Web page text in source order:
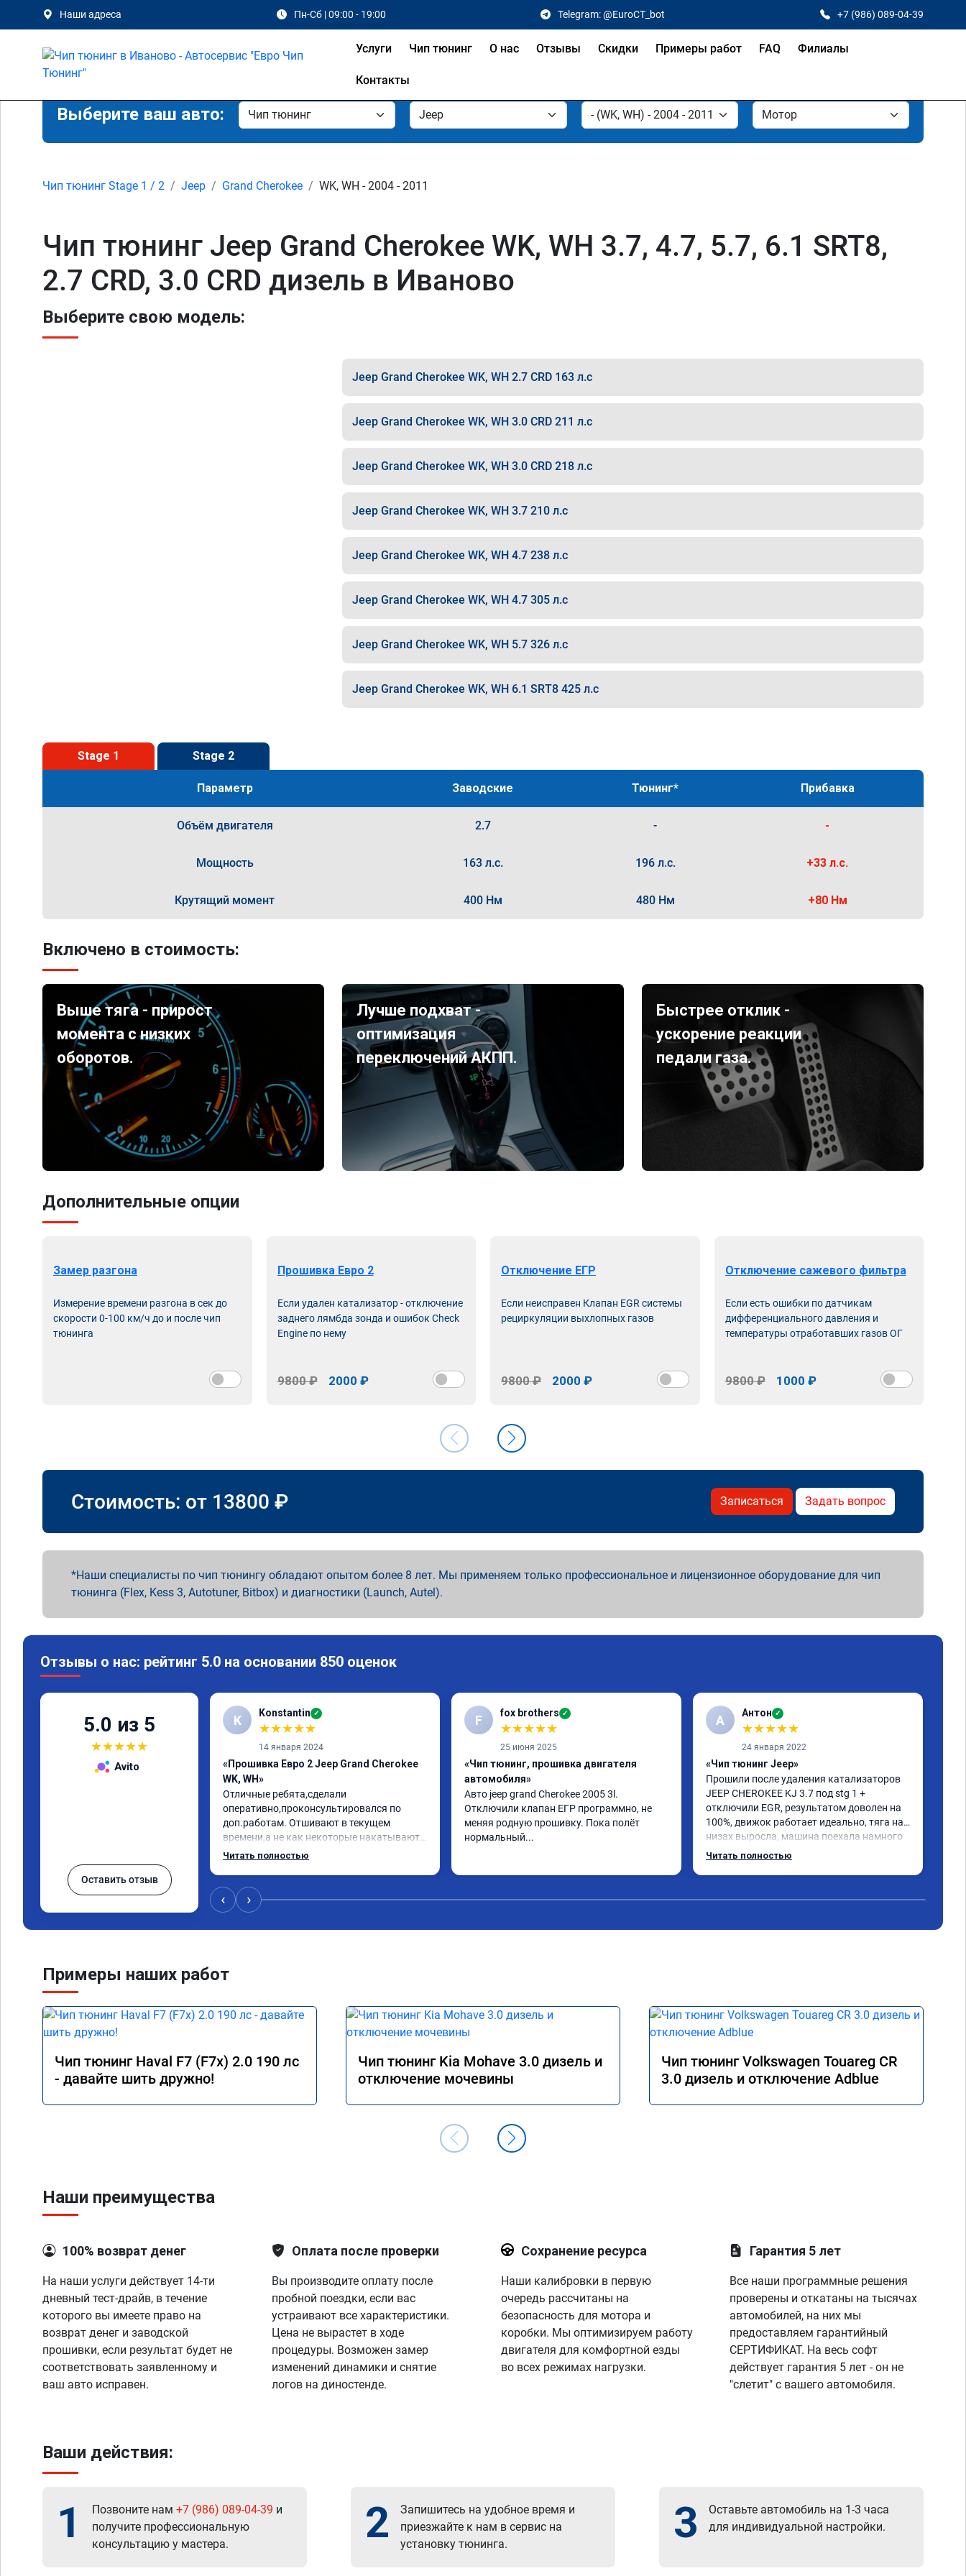
Наши адреса Пн-Сб | 09:00 - 19:00 Telegram: @EuroCT_bot +7 (986) 089-04-39
Услуги Чип тюнинг О нас Отзывы Скидки Примеры работ FAQ Филиалы
Контакты
Выберите ваш авто:
Чип тюнинг Stage 1 / 2 Jeep Grand Cherokee WK, WH - 2004 - 2011
Чип тюнинг Jeep Grand Cherokee WK, WH 3.7, 4.7, 5.7, 6.1 SRT8,
2.7 CRD, 3.0 CRD дизель в Иваново
Выберите свою модель:
Jeep Grand Cherokee WK, WH 2.7 CRD 163 л.с
Jeep Grand Cherokee WK, WH 3.0 CRD 211 л.с
Jeep Grand Cherokee WK, WH 3.0 CRD 218 л.с
Jeep Grand Cherokee WK, WH 3.7 210 л.с
Jeep Grand Cherokee WK, WH 4.7 238 л.с
Jeep Grand Cherokee WK, WH 4.7 305 л.с
Jeep Grand Cherokee WK, WH 5.7 326 л.с
Jeep Grand Cherokee WK, WH 6.1 SRT8 425 л.с
Stage 1 Stage 2
Параметр Заводские Тюнинг* Прибавка
Объём двигателя 2.7 - -
Мощность 163 л.с. 196 л.с. +33 л.с.
Крутящий момент 400 Нм 480 Нм +80 Нм
Включено в стоимость:
Выше тяга - прирост
момента с низких
оборотов.
Лучше подхват -
оптимизация
переключений АКПП.
Быстрее отклик -
ускорение реакции
педали газа.
Дополнительные опции
Замер разгона
Измерение времени разгона в сек до
скорости 0-100 км/ч до и после чип
тюнинга
Прошивка Евро 2
Если удален катализатор - отключение
заднего лямбда зонда и ошибок Check
Engine по нему
9800 ₽ 2000 ₽
Отключение ЕГР
Если неисправен Клапан EGR системы
рециркуляции выхлопных газов
9800 ₽ 2000 ₽
Отключение сажевого фильтра
Если есть ошибки по датчикам
дифференциального давления и
температуры отработавших газов ОГ
9800 ₽ 1000 ₽
Стоимость: от 13800 ₽ Записаться Задать вопрос
Наши специалисты по чип тюнингу обладают опытом более 8 лет. Мы применяем только профессиональное и лицензионное оборудование для чип
тюнинга (Flex, Kess 3, Autotuner, Bitbox) и диагностики (Launch, Autel).
Отзывы о нас: рейтинг 5.0 на основании 850 оценок
5.0 из 5
★★★★★
Avito
Оставить отзыв
K Konstantin ✓
★★★★★
14 января 2024
«Прошивка Евро 2 Jeep Grand Cherokee
WK, WH»
Отличные ребята,сделали
оперативно,проконсультировался по
доп.работам. Отшивают в текущем
времени,а не как некоторые накатывают
непонятные прошивки из интернета,чем
Рекомендую!
Читать полностью
F fox brothers ✓
★★★★★
25 июня 2025
«Чип тюнинг, прошивка двигателя
автомобиля»
Авто jeep grand Cherokee 2005 3l.
Отключили клапан ЕГР программно, не
меняя родную прошивку. Пока полëт
нормальный...
А Антон ✓
★★★★★
24 января 2022
«Чип тюнинг Jeep»
Прошили после удаления катализаторов
JEEP CHEROKEE KJ 3.7 под stg 1 +
отключили EGR, результатом доволен на
100%, движок работает идеально, тяга на
низах выросла, машина поехала намного
интереснее, расход топлива радует. Делал
Читать полностью
‹ ›
Примеры наших работ
Чип тюнинг Haval F7 (F7x) 2.0 190 лс
- давайте шить дружно!
Чип тюнинг Kia Mohave 3.0 дизель и
отключение мочевины
Чип тюнинг Volkswagen Touareg CR
3.0 дизель и отключение Adblue
Наши преимущества
100% возврат денег
На наши услуги действует 14-ти
дневный тест-драйв, в течение
которого вы имеете право на
возврат денег и заводской
прошивки, если результат будет не
соответствовать заявленному и
ваш авто исправен.
Оплата после проверки
Вы производите оплату после
пробной поездки, если вас
устраивают все характеристики.
Цена не вырастет в ходе
процедуры. Возможен замер
изменений динамики и снятие
логов на диностенде.
Сохранение ресурса
Наши калибровки в первую
очередь рассчитаны на
безопасность для мотора и
коробки. Мы оптимизируем работу
двигателя для комфортной езды
во всех режимах нагрузки.
Гарантия 5 лет
Все наши программные решения
проверены и откатаны на тысячах
автомобилей, на них мы
предоставляем гарантийный
СЕРТИФИКАТ. На весь софт
действует гарантия 5 лет - он не
"слетит" с вашего автомобиля.
Ваши действия:
1 Позвоните нам +7 (986) 089-04-39 и
получите профессиональную
консультацию у мастера.
2
Запишитесь на удобное время и
приезжайте к нам в сервис на
установку тюнинга.
3
Оставьте автомобиль на 1-3 часа
для индивидуальной настройки.